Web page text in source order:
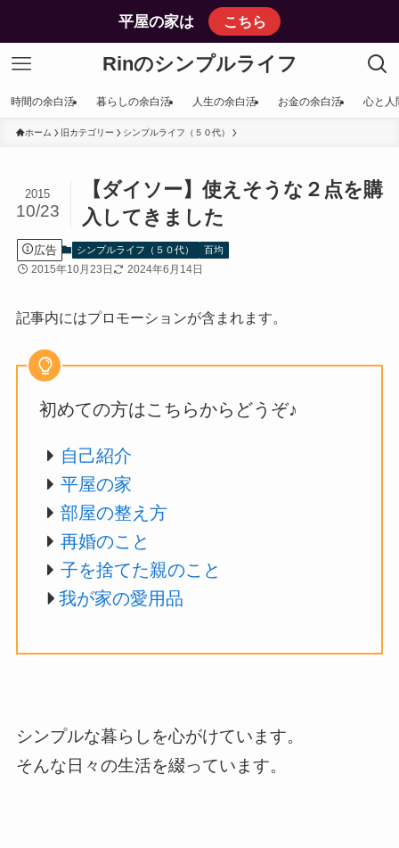
平屋の家は こちら
Rinのシンプルライフ
時間の余白活 暮らしの余白活 人生の余白活 お金の余白活 心と人
ホーム 旧カテゴリー シンプルライフ（５０代）
【ダイソー】使えそうな２点を購
入してきました
2015
10/23
広告 シンプルライフ（５０代） 百均
2015年10月23日 2024年6月14日
記事内にはプロモーションが含まれます。
初めての方はこちらからどうぞ♪
自己紹介
平屋の家
部屋の整え方
再婚のこと
子を捨てた親のこと
我が家の愛用品
シンプルな暮らしを心がけています。
そんな日々の生活を綴っています。